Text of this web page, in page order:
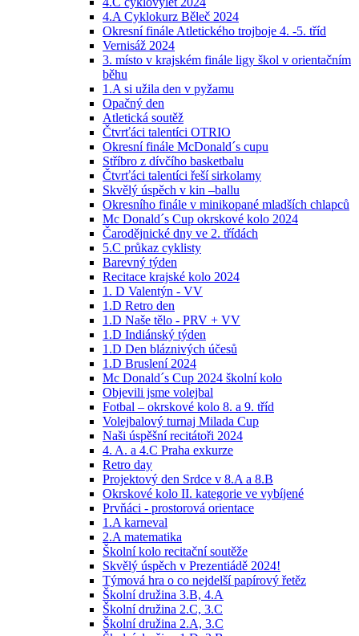
4.A Cyklokurz Běleč 2024
Okresní finále Atletického trojboje 4. -5. tříd
Vernisáž 2024
3. místo v krajském finále ligy škol v orientačním
běhu
1.A si užila den v pyžamu
Opačný den
Atletická soutěž
Čtvrťáci talentíci OTRIO
Okresní finále McDonald´s cupu
Stříbro z dívčího basketbalu
Čtvrťáci talentíci řeší sirkolamy
Skvělý úspěch v kin –ballu
Okresního finále v minikopané mladších chlapců
Mc Donald´s Cup okrskové kolo 2024
Čarodějnické dny ve 2. třídách
5.C průkaz cyklisty
Barevný týden
Recitace krajské kolo 2024
1. D Valentýn - VV
1.D Retro den
1.D Naše tělo - PRV + VV
1.D Indiánský týden
1.D Den bláznivých účesů
1.D Bruslení 2024
Mc Donald´s Cup 2024 školní kolo
Objevili jsme volejbal
Fotbal – okrskové kolo 8. a 9. tříd
Volejbalový turnaj Milada Cup
Naši úspěšní recitátoři 2024
4. A. a 4.C Praha exkurze
Retro day
Projektový den Srdce v 8.A a 8.B
Okrskové kolo II. kategorie ve vybíjené
Prvňáci - prostorová orientace
1.A karneval
2.A matematika
Školní kolo recitační soutěže
Skvělý úspěch v Prezentiádě 2024!
Týmová hra o co nejdelší papírový řetěz
Školní družina 3.B, 4.A
Školní družina 2.C, 3.C
Školní družina 2.A, 3.C